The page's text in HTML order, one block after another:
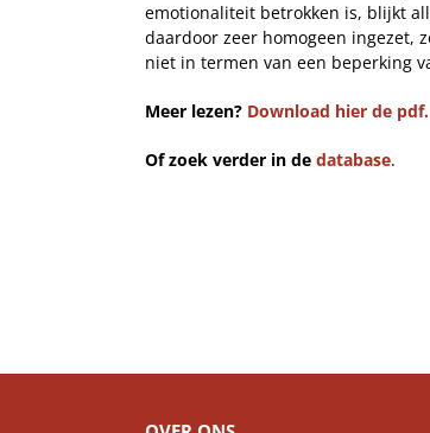
emotionaliteit betrokken is, blijkt
daardoor zeer homogeen
niet in termen van een beperking
Meer lezen? Download hier de pdf.
Of zoek verder in de database.